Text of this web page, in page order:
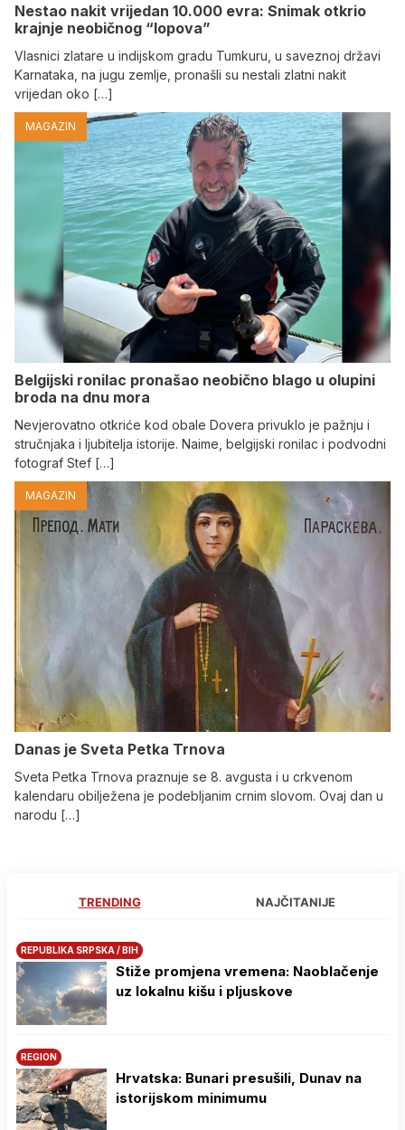
Nestao nakit vrijedan 10.000 evra: Snimak otkrio
krajnje neobičnog “lopova”
Vlasnici zlatare u indijskom gradu Tumkuru, u saveznoj državi
Karnataka, na jugu zemlje, pronašli su nestali zlatni nakit
vrijedan oko […]
MAGAZIN
Belgijski ronilac pronašao neobično blago u olupini
broda na dnu mora
Nevjerovatno otkriće kod obale Dovera privuklo je pažnju i
stručnjaka i ljubitelja istorije. Naime, belgijski ronilac i podvodni
fotograf Stef […]
MAGAZIN
Danas je Sveta Petka Trnova
Sveta Petka Trnova praznuje se 8. avgusta i u crkvenom
kalendaru obilježena je podebljanim crnim slovom. Ovaj dan u
narodu […]
TRENDING NAJČITANIJE
REPUBLIKA SRPSKA / BIH
Stiže promjena vremena: Naoblačenje
uz lokalnu kišu i pljuskove
REGION
Hrvatska: Bunari presušili, Dunav na
istorijskom minimumu